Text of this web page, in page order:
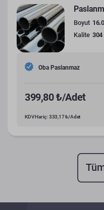
Boyut
Kalite 304
Oba Paslanmaz
399,80 ₺/Adet
KDV Hariç: 333,17 ₺/Adet